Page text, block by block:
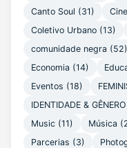
Canto Soul (31)
Coletivo Urbano (13)
comunidade negra (52)
Economia (14)
Eventos (18)
IDENTIDADE & GÊNERO
Music (11) Música
Parcerias (3)